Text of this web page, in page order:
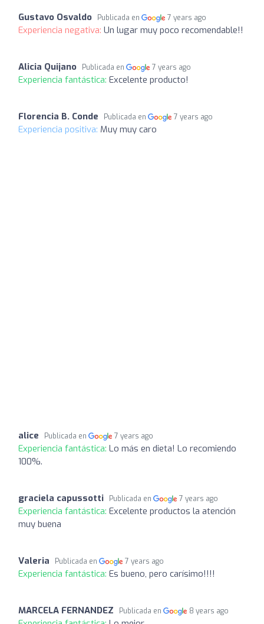
Gustavo Osvaldo Publicada en 7 years ago
Experiencia negativa: Un lugar muy poco recomendable!!
Alicia Quijano Publicada en 7 years ago
Experiencia fantástica: Excelente producto!
Florencia B. Conde Publicada en 7 years ago
Experiencia positiva: Muy muy caro
alice Publicada en 7 years ago
Experiencia fantástica: Lo más en dieta! Lo recomiendo
100%.
graciela capussotti Publicada en 7 years ago
Experiencia fantástica: Excelente productos la atención
muy buena
Valeria Publicada en 7 years ago
Experiencia fantástica: Es bueno, pero carísimo!!!!
MARCELA FERNANDEZ Publicada en 8 years ago